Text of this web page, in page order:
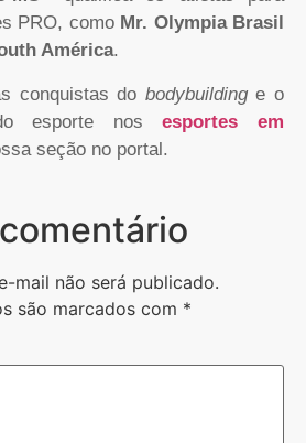
PRO, como Mr. Olympia Brasil
América.
conquistas do bodybuildinge o
do esporte nosesportes em
seção no portal.
mail não será publicado.
são marcados com *